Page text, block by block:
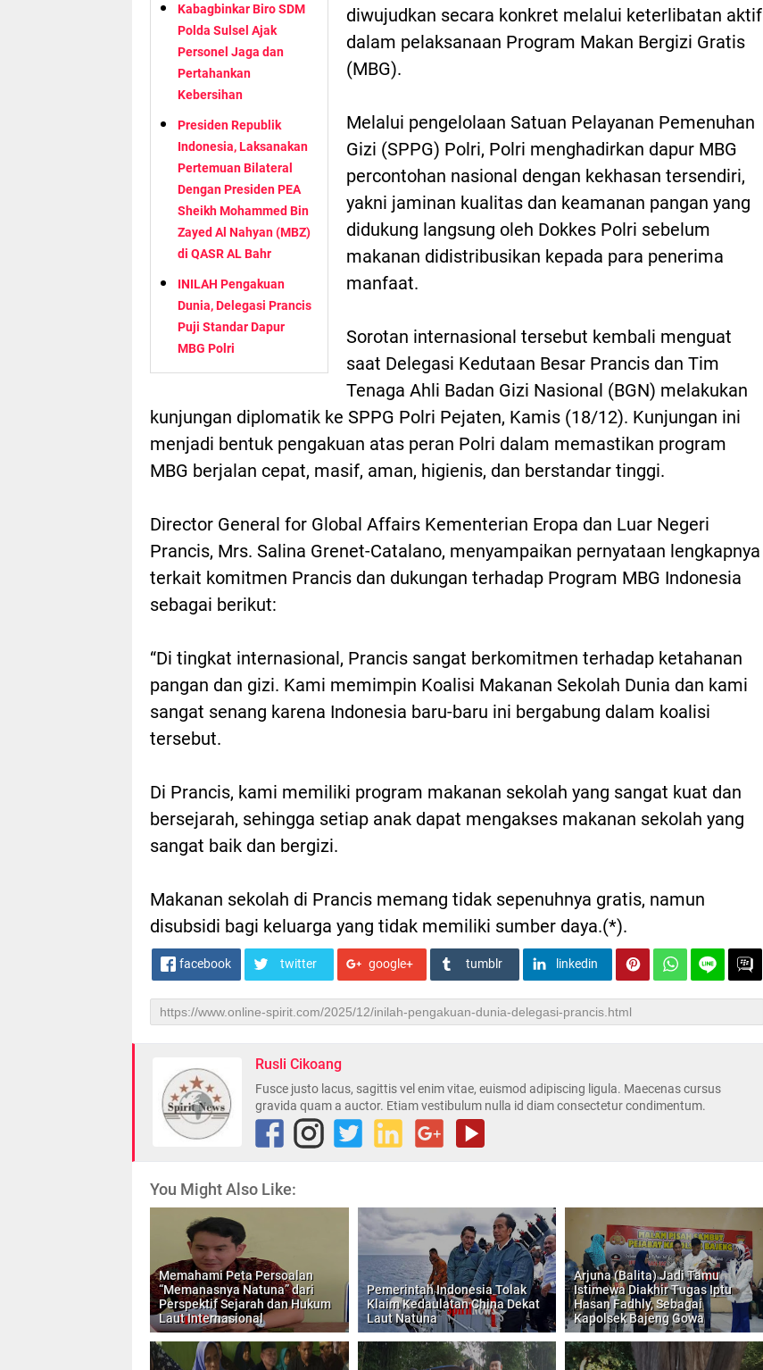
Kabagbinkar Biro SDM
Polda Sulsel Ajak
Personel Jaga dan
Pertahankan
Kebersihan
Presiden Republik
Indonesia, Laksanakan
Pertemuan Bilateral
Dengan Presiden PEA
Sheikh Mohammed Bin
Zayed Al Nahyan (MBZ)
di QASR AL Bahr
INILAH Pengakuan
Dunia, Delegasi Prancis
Puji Standar Dapur
MBG Polri
diwujudkan secara konkret melalui keterlibatan aktif
dalam pelaksanaan Program Makan Bergizi Gratis
(MBG).
Melalui pengelolaan Satuan Pelayanan Pemenuhan
Gizi (SPPG) Polri, Polri menghadirkan dapur MBG
percontohan nasional dengan kekhasan tersendiri,
yakni jaminan kualitas dan keamanan pangan yang
didukung langsung oleh Dokkes Polri sebelum
makanan didistribusikan kepada para penerima
manfaat.
Sorotan internasional tersebut kembali menguat
saat Delegasi Kedutaan Besar Prancis dan Tim
Tenaga Ahli Badan Gizi Nasional (BGN) melakukan
kunjungan diplomatik ke SPPG Polri Pejaten, Kamis (18/12). Kunjungan ini
menjadi bentuk pengakuan atas peran Polri dalam memastikan program
MBG berjalan cepat, masif, aman, higienis, dan berstandar tinggi.
Director General for Global Affairs Kementerian Eropa dan Luar Negeri
Prancis, Mrs. Salina Grenet-Catalano, menyampaikan pernyataan lengkapnya
terkait komitmen Prancis dan dukungan terhadap Program MBG Indonesia
sebagai berikut:
“Di tingkat internasional, Prancis sangat berkomitmen terhadap ketahanan
pangan dan gizi. Kami memimpin Koalisi Makanan Sekolah Dunia dan kami
sangat senang karena Indonesia baru-baru ini bergabung dalam koalisi
tersebut.
Di Prancis, kami memiliki program makanan sekolah yang sangat kuat dan
bersejarah, sehingga setiap anak dapat mengakses makanan sekolah yang
sangat baik dan bergizi.
Makanan sekolah di Prancis memang tidak sepenuhnya gratis, namun
disubsidi bagi keluarga yang tidak memiliki sumber daya.(*).
facebook twitter google+ tumblr linkedin
Rusli Cikoang
Fusce justo lacus, sagittis vel enim vitae, euismod adipiscing ligula. Maecenas cursus
gravida quam a auctor. Etiam vestibulum nulla id diam consectetur condimentum.
You Might Also Like:
Memahami Peta Persoalan
“Memanasnya Natuna” dari
Perspektif Sejarah dan Hukum
Laut Internasional
Pemerintah Indonesia Tolak
Klaim Kedaulatan China Dekat
Laut Natuna
Arjuna (Balita) Jadi Tamu
Istimewa Diakhir Tugas Iptu
Hasan Fadhly, Sebagai
Kapolsek Bajeng Gowa